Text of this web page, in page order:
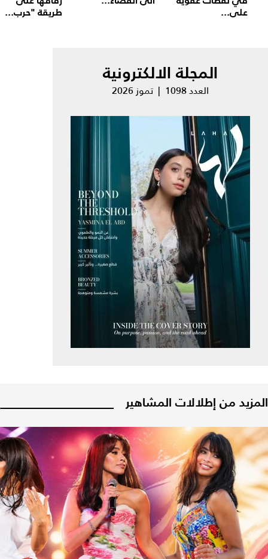
على... طريقة "حرب...
المجلة الالكترونية
العدد 1098 | تموز 2026
المزيد من إطلالات المشاهير